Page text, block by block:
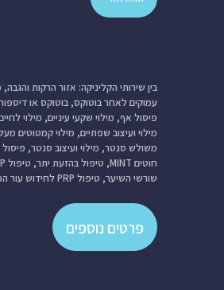
בין שירותי הקליניקה: אזור הרקות
עמוקים לאחר בוטוקס, בוטוקס או
פיסול אף, מילוי שקעי עיניים, מילוי
מילוי ועיצוב שפתיים, מילוי קמטוטים
משולש סנטר, מילוי ועיצוב סנטר, פיסול
שורשי השיער, טיפול PRP לחידוש עור הפנים ועוד.
פרטים נוספים